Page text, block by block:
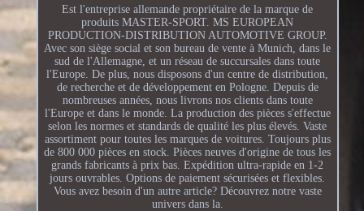
Est l'entreprise allemande propriétaire de la marque de
produits MASTER-SPORT. MS EUROPEAN
PRODUCTION-DISTRIBUTION AUTOMOTIVE GROUP.
Avec son siège social et son bureau de vente à Munich, dans le
sud de l'Allemagne, et un réseau de succursales dans toute
l'Europe. De plus, nous disposons d'un centre de distribution,
de recherche et de développement en Pologne. Depuis de
nombreuses années, nous livrons nos clients dans toute
l'Europe et dans le monde. La production des pièces s'effectue
selon les normes et standards de qualité les plus élevés. Vaste
assortiment pour toutes les marques de voitures. Toujours plus
de 800 000 pièces en stock. Pièces neuves d'origine de tous les
grands fabricants à prix bas. Expédition ultra-rapide en 1-2
jours ouvrables. Options de paiement sécurisées et flexibles.
Vous avez besoin d'un autre article? Découvrez notre vaste
univers dans la.